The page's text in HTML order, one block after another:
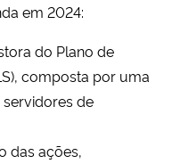
em 2024:
do Plano de
composta por uma
de
das ações,